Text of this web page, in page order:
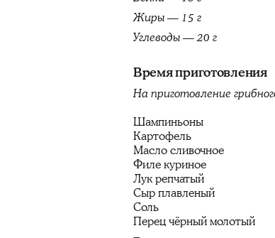
Жиры — 15 г
Углеводы — 20 г
Время приготовления
На приготовление
Шампиньоны
Картофель
Масло сливочное
Филе куриное
Лук репчатый
Сыр плавленый
Соль
Перец чёрный молотый